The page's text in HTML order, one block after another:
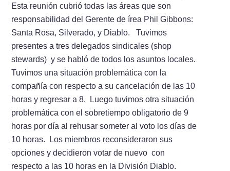
Esta reunión cubrió todas las áreas que son
responsabilidad del Gerente de í­rea Phil Gibbons:
Santa Rosa, Silverado, y Diablo. Tuvimos
presentes a tres delegados sindicales (shop
stewards) y se habló de todos los asuntos locales.
Tuvimos una situación problemática con la
compañí­­a con respecto a su cancelación de las 10
horas y regresar a 8. Luego tuvimos otra situación
problemática con el sobretiempo obligatorio de 9
horas por dí­a al rehusar someter al voto los dí­as de
10 horas. Los miembros reconsideraron sus
opciones y decidieron votar de nuevo con
respecto a las 10 horas en la División Diablo.